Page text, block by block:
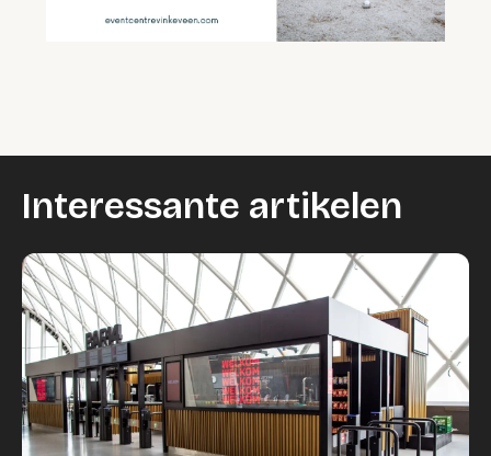
Interessante artikelen